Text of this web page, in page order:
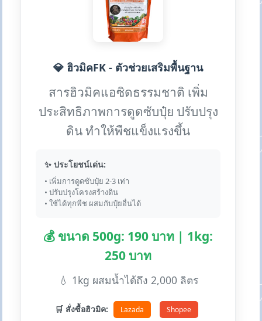
💎 ฮิวมิคFK - ตัวช่วยเสริมพื้นฐาน
สารฮิวมิคแอซิดธรรมชาติ เพิ่ม
ประสิทธิภาพการดูดซับปุ๋ย ปรับปรุง
ดิน ทำให้พืชแข็งแรงขึ้น
✨ ประโยชน์เด่น:
• เพิ่มการดูดซับปุ๋ย 2-3 เท่า
• ปรับปรุงโครงสร้างดิน
• ใช้ได้ทุกพืช ผสมกับปุ๋ยอื่นได้
💰 ขนาด 500g: 190 บาท | 1kg:
250 บาท
💧 1kg ผสมน้ำได้ถึง 2,000 ลิตร
🛒 สั่งซื้อฮิวมิค: Lazada Shopee